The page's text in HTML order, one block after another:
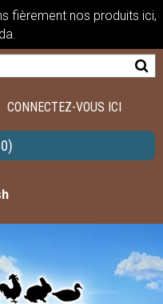
fièrement nos produits ici,
CONNECTEZ-VOUS ICI